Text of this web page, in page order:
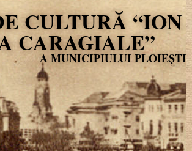
CULTURĂ “ION
CARAGIALE”